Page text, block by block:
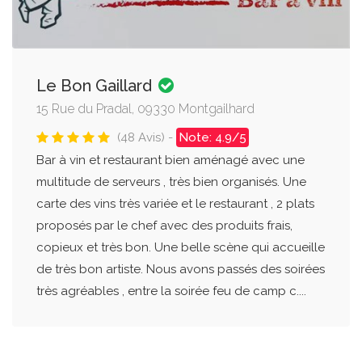
Le Bon Gaillard
15 Rue du Pradal, 09330 Montgailhard
(48 Avis) - Note: 4.9/5
Bar à vin et restaurant bien aménagé avec une
multitude de serveurs , très bien organisés. Une
carte des vins très variée et le restaurant , 2 plats
proposés par le chef avec des produits frais,
copieux et très bon. Une belle scène qui accueille
de très bon artiste. Nous avons passés des soirées
très agréables , entre la soirée feu de camp c....